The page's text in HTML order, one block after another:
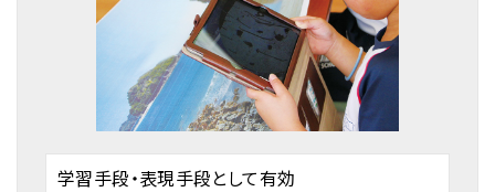
学習手段・表現手段として有効